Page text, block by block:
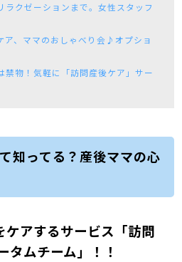
ラクゼーションまで。女性スタッフ
ア、ママのおしゃべり会♪オプショ
禁物！気軽に「訪問産後ケア」サー
知ってる？産後ママの心
ケアするサービス「訪問
タムチーム」！！